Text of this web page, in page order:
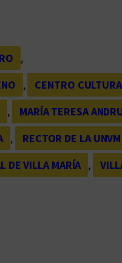
,
, CENTRO
, MARÍA TERESA
, RECTOR DE LA UNVM
DE VILLA MARÍA ,